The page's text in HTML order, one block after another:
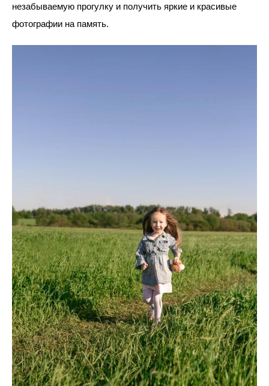
незабываемую прогулку и получить яркие и красивые
фотографии на память.